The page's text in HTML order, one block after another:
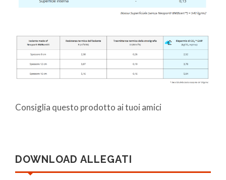
Consiglia questo prodotto ai tuoi amici
DOWNLOAD ALLEGATI